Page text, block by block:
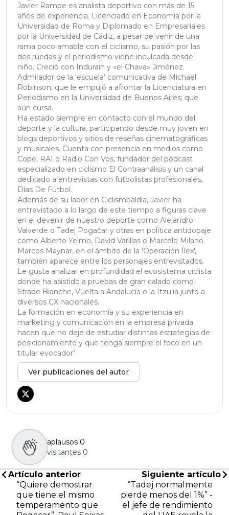
Javier Rampe es analista deportivo con más de 15
años de experiencia. Licenciado en Economía por la
Universidad de Roma y Diplomado en Empresariales
por la Universidad de Cádiz, a pesar de venir de una
rama poco amable con el ciclismo, su pasión por las
dos ruedas y el periodismo viene inculcada desde
niño. Creció con Indurain y «el Chava» Jiménez.
Admirador de la ‘escuela’ comunicativa de Michael
Robinson, que le empujó a afrontar la Licenciatura en
Periodismo en la Universidad de Buenos Aires; que
aún cursa.
Ha estado siempre en contacto con el mundo del
deporte y la cultura, participando desde muy joven en
blogs deportivos y sitios de reseñas cinematográficas
y musicales. Cuenta con presencia en medios como
Cope, RAI o Radio Con Vos, fundador del pódcast
especializado en ciclismo El Contraanálisis y un canal
dedicado a entrevistas con futbolistas profesionales,
Días De Fútbol.
Además de su labor en Ciclismoaldia, Javier ha
entrevistado a lo largo de este tiempo a figuras clave
en el devenir de nuestro deporte como Alejandro
Valverde o Tadej Pogačar y otras en política antidopaje
como Alberto Yelmo, David Varillas o Marcelo Milano.
Marcos Maynar, en el ámbito de la 'Operación Ílex',
también aparece entre los personajes entrevistados.
Le gusta analizar en profundidad el ecosistema ciclista
donde ha asistido a pruebas de gran calado como
Strade Bianche, Vuelta a Andalucía o la Itzulia junto a
diversos CX nacionales.
La formación en economía y su experiencia en
marketing y comunicación en la empresa privada
hacen que no deje de estudiar distintas estrategias de
posicionamiento y que tenga siempre el foco en un
titular evocador"
Ver publicaciones del autor
aplausos 0
visitantes 0
Artículo anterior
“Quiere demostrar
que tiene el mismo
temperamento que
Siguiente artículo
“Tadej normalmente
pierde menos del 1%” -
el jefe de rendimiento